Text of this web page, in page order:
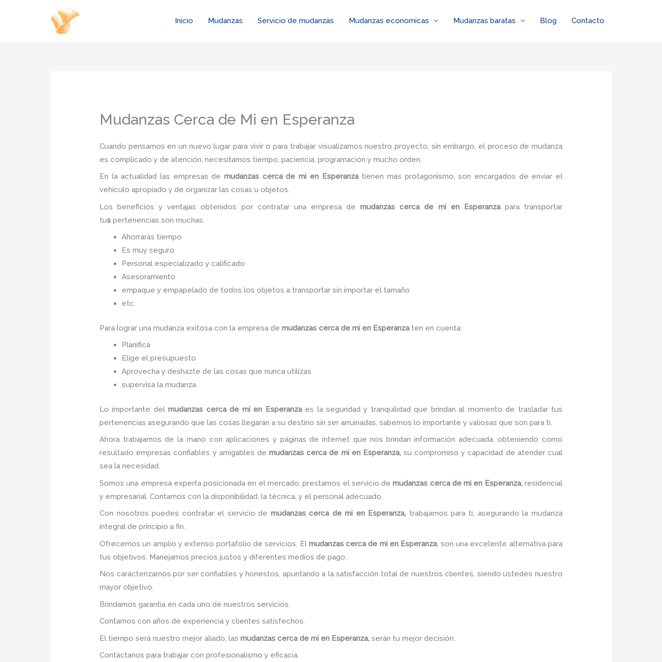
Inicio Mudanzas Servicio de mudanzas Mudanzas economicas Mudanzas baratas Blog Contacto
Mudanzas Cerca de Mi en Esperanza
Cuando pensamos en un nuevo lugar para vivir o para trabajar visualizamos nuestro proyecto, sin embargo, el proceso de mudanza
es complicado y de atención, necesitamos tiempo, paciencia, programación y mucho orden.
En la actualidad las empresas demudanzas cerca de mi en Esperanza tienen más protagonismo, son encargados de enviar el
vehículo apropiado y de organizar las cosas u objetos.
Los beneficios y ventajas obtenidos por contratar una empresa demudanzas cerca de mien Esperanza para transportar
tuspertenencias son muchas.
Ahorrarás tiempo
Es muy seguro
Personal especializado y calificado
Asesoramiento
empaque y empapelado de todos los objetos a transportar sin importar el tamaño
etc.
Para lograr una mudanza exitosa con la empresa demudanzas cerca de mi en Esperanza ten en cuenta:
Planifica
Elige el presupuesto
Aprovecha y deshazte de las cosas que nunca utilizas
supervisa la mudanza
Lo importante delmudanzas cerca de mi en Esperanza es la seguridad y tranquilidad que brindan al momento de trasladar tus
pertenencias asegurando que las cosas llegarán a su destino sin ser arruinadas, sabemos lo importante y valiosas que son para ti.
Ahora trabajamos de la mano con aplicaciones y páginas de internet que nos brindan información adecuada, obteniendo como
resultado empresas confiables y amigables demudanzas cerca de mi en Esperanza, su compromiso y capacidad de atender cual
sea la necesidad.
Somos una empresa experta posicionada en el mercado, prestamos el servicio demudanzas cerca de mi en Esperanza,residencial
y empresarial. Contamos con la disponibilidad, la técnica, y el personal adecuado.
Con nosotros puedes contratar el servicio de mudanzas cerca de mi en Esperanza, trabajamos para ti, asegurando la mudanza
integral de principio a fin.
Ofrecemos un amplio y extenso portafolio de servicios. El mudanzas cerca de mi en Esperanza, son una excelente alternativa para
tus objetivos. Manejamos precios justos y diferentes medios de pago.
Nos caracterizamos por ser confiables y honestos, apuntando a la satisfacción total de nuestros clientes, siendo ustedes nuestro
mayor objetivo.
Brindamos garantía en cada uno de nuestros servicios.
Contamos con años de experiencia y clientes satisfechos.
El tiempo será nuestro mejor aliado, lasmudanzas cerca de mi en Esperanza,serán tu mejor decisión.
Contáctanos para trabajar con profesionalismo y eficacia.